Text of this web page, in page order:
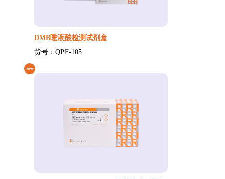
DMB唾液酸检测试剂盒
货号：QPF-105